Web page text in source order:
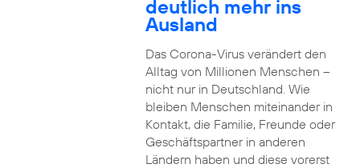
deutlich mehr ins
Ausland
Das Corona-Virus verändert den
Alltag von Millionen Menschen –
nicht nur in Deutschland. Wie
bleiben Menschen miteinander in
Kontakt, die Familie, Freunde oder
Geschäftspartner in anderen
Ländern haben und diese vorerst